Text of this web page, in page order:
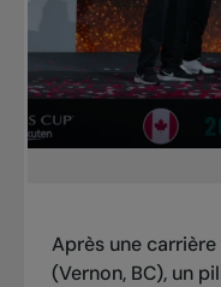
Après une
(Vernon, BC), un